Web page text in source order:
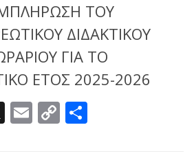
ΤΟΥ
ΔΙΔΑΚΤΙΚΟΥ
ΓΙΑ ΤΟ
ΕΤΟΣ 2025-2026
X Email
Copy